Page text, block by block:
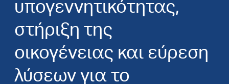
υπογεννητικότητας,
στήριξη της
οικογένειας και εύρεση
λύσεων για το